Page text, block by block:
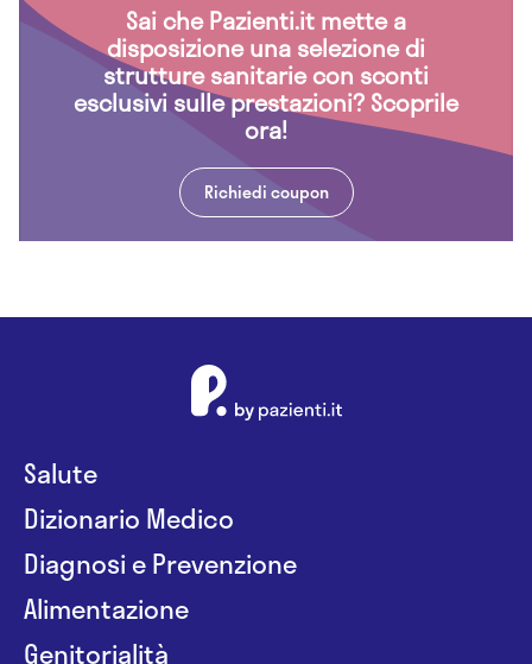
Sai che Pazienti.it mette a
disposizione una selezione di
strutture sanitarie con sconti
esclusivi sulle prestazioni? Scoprile
ora!
Richiedi coupon
Salute
Dizionario Medico
Diagnosi e Prevenzione
Alimentazione
Genitorialità